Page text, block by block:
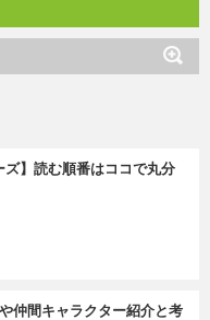
】読む順番はココで丸分
仲間キャラクター紹介と考